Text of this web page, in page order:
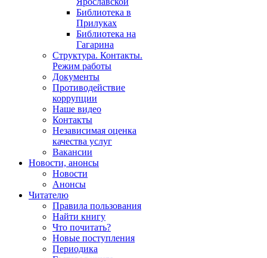
Библиотека в
Прилуках
Библиотека на
Гагарина
Структура. Контакты.
Режим работы
Документы
Противодействие
коррупции
Наше видео
Контакты
Независимая оценка
качества услуг
Вакансии
Новости, анонсы
Новости
Анонсы
Читателю
Правила пользования
Найти книгу
Что почитать?
Новые поступления
Периодика